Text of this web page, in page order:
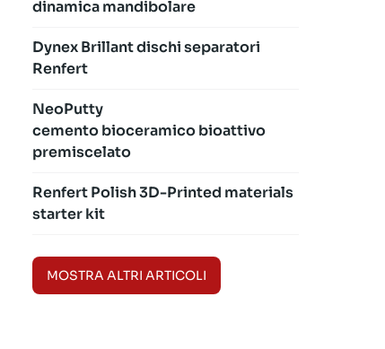
dinamica mandibolare
Dynex Brillant dischi separatori
Renfert
NeoPutty
cemento bioceramico bioattivo
premiscelato
Renfert Polish 3D-Printed materials
starter kit
MOSTRA ALTRI ARTICOLI